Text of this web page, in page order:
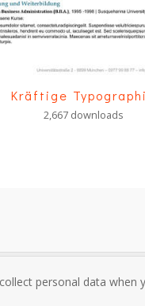
Kräftige
2,667 downloads
Kontaktpersonal data when